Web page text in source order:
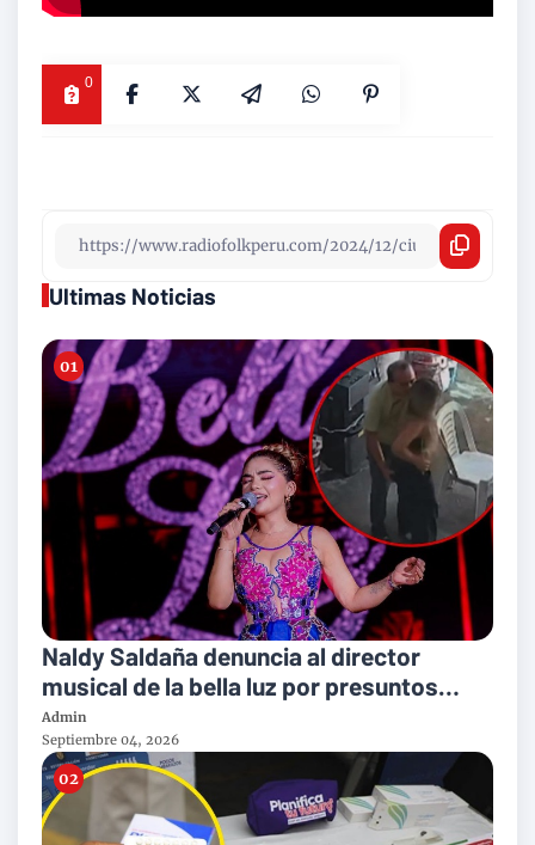
0
Ultimas Noticias
Naldy Saldaña denuncia al director
musical de la bella luz por presuntos
tocamientos indebidos
Admin
Septiembre 04, 2026